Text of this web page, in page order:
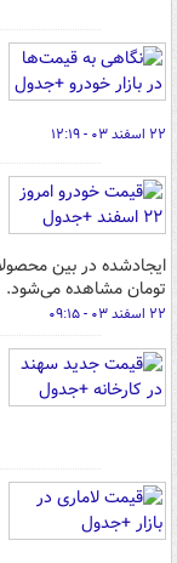
۲۲ اسفند ۰۳ - ۱۲:۱۹
تومان مشاهده می‌شود.
۲۲ اسفند ۰۳ - ۰۹:۱۵